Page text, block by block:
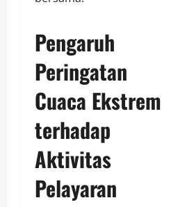
Pengaruh
Peringatan
Cuaca Ekstrem
terhadap
Aktivitas
Pelayaran